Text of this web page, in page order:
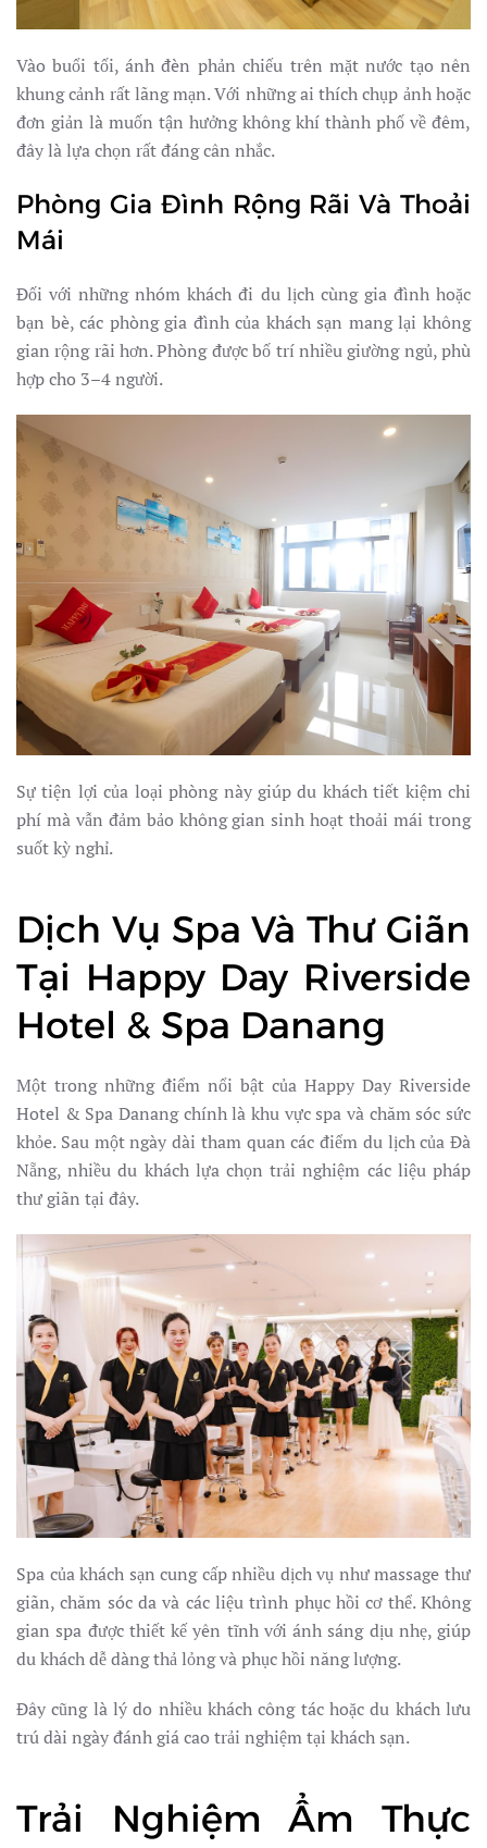
Vào buổi tối, ánh đèn phản chiếu trên mặt nước tạo nên
khung cảnh rất lãng mạn. Với những ai thích chụp ảnh hoặc
đơn giản là muốn tận hưởng không khí thành phố về đêm,
đây là lựa chọn rất đáng cân nhắc.
Phòng Gia Đình Rộng Rãi Và Thoải
Mái
Đối với những nhóm khách đi du lịch cùng gia đình hoặc
bạn bè, các phòng gia đình của khách sạn mang lại không
gian rộng rãi hơn. Phòng được bố trí nhiều giường ngủ, phù
hợp cho 3–4 người.
Sự tiện lợi của loại phòng này giúp du khách tiết kiệm chi
phí mà vẫn đảm bảo không gian sinh hoạt thoải mái trong
suốt kỳ nghỉ.
Dịch Vụ Spa Và Thư Giãn
Tại Happy Day Riverside
Hotel & Spa Danang
Một trong những điểm nổi bật của Happy Day Riverside
Hotel & Spa Danang chính là khu vực spa và chăm sóc sức
khỏe. Sau một ngày dài tham quan các điểm du lịch của Đà
Nẵng, nhiều du khách lựa chọn trải nghiệm các liệu pháp
thư giãn tại đây.
Spa của khách sạn cung cấp nhiều dịch vụ như massage thư
giãn, chăm sóc da và các liệu trình phục hồi cơ thể. Không
gian spa được thiết kế yên tĩnh với ánh sáng dịu nhẹ, giúp
du khách dễ dàng thả lỏng và phục hồi năng lượng.
Đây cũng là lý do nhiều khách công tác hoặc du khách lưu
trú dài ngày đánh giá cao trải nghiệm tại khách sạn.
Trải Nghiệm Ẩm Thực